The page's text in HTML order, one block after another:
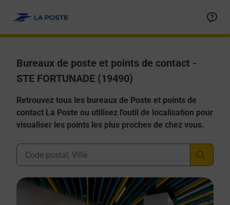
Bureaux de poste et points de contact -
STE FORTUNADE (19490)
Retrouvez tous les bureaux de Poste et points de
contact La Poste ou utilisez l'outil de localisation pour
visualiser les points les plus proches de chez vous.
Ville, Département, Code Postal